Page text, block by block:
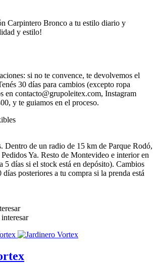
Carpintero Bronco a tu estilo diario y
y estilo!
si no te convence, te devolvemos el
30 días para cambios (excepto ropa
en contacto@grupoleitex.com, Instagram
y te guiamos en el proceso.
Dentro de un radio de 15 km de Parque Rodó,
Ya. Resto de Montevideo e interior en
5 días si el stock está en depósito). Cambios
posteriores a tu compra si la prenda está